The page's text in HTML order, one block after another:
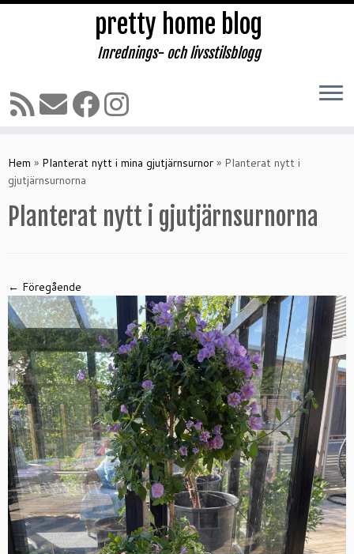
till
innehåll
pretty home blog
Inrednings- och livsstilsblogg
Hem » Planterat nytt i mina gjutjärnsurnor » Planterat nytt i
gjutjärnsurnorna
Planterat nytt i gjutjärnsurnorna
← Föregående